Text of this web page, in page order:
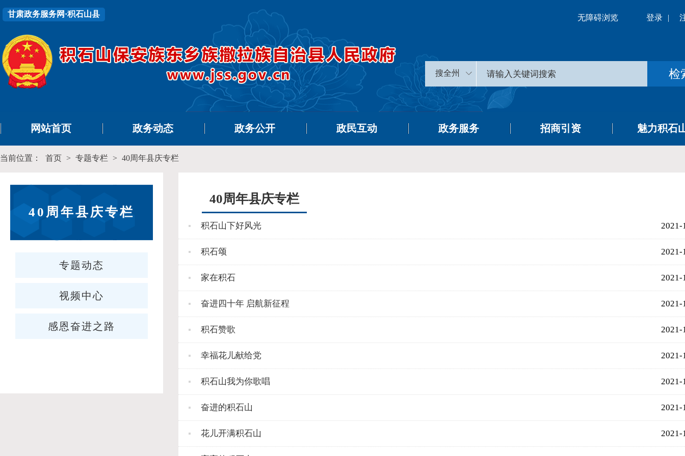
甘肃政务服务网·积石山县 无障碍浏览 登录 |
搜全州
网站首页 政务动态 政务公开 政民互动 政务服务 招商引资 魅力积石
当前位置： 首页 > 专题专栏 > 40周年县庆专栏
40周年县庆专栏
专题动态
视频中心
感恩奋进之路
40周年县庆专栏
积石山下好风光 2021-
积石颂 2021-
家在积石 2021-
奋进四十年 启航新征程 2021-
积石赞歌 2021-
幸福花儿献给党 2021-
积石山我为你歌唱 2021-
奋进的积石山 2021-
花儿开满积石山 2021-